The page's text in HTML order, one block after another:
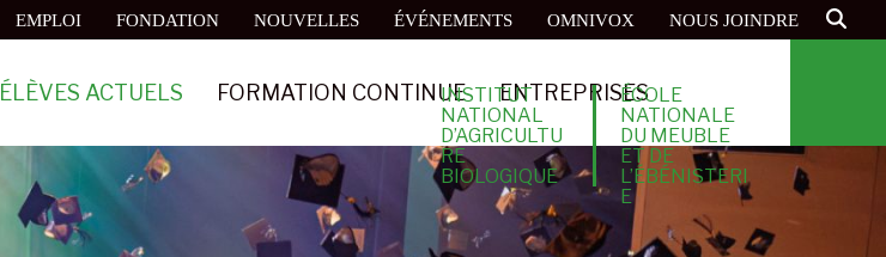
EMPLOI FONDATION NOUVELLES ÉVÉNEMENTS OMNIVOX NOUS JOINDRE
ÉLÈVES ACTUELS FORMATION CONTINUE ENTREPRISESÉCOLE
NATIONALE
DU MEUBLE
ET DE
L’ÉBÉNISTERI
E
INSTITUT
NATIONAL
D’AGRICULTU
RE
BIOLOGIQUE